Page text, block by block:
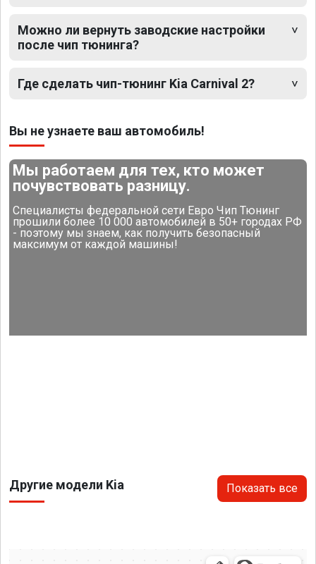
Можно ли вернуть заводские настройки
после чип тюнинга?
Где сделать чип-тюнинг Kia Carnival 2?
Вы не узнаете ваш автомобиль!
Мы работаем для тех, кто может
почувствовать разницу.
Специалисты федеральной сети Евро Чип Тюнинг
прошили более 10 000 автомобилей в 50+ городах РФ
- поэтому мы знаем, как получить безопасный
максимум от каждой машины!
Другие модели Kia Показать все